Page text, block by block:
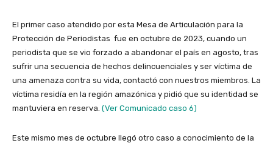
El primer caso atendido por esta Mesa de Articulación para la
Protección de Periodistas fue en octubre de 2023, cuando un
periodista que se vio forzado a abandonar el país en agosto, tras
sufrir una secuencia de hechos delincuenciales y ser víctima de
una amenaza contra su vida, contactó con nuestros miembros. La
víctima residía en la región amazónica y pidió que su identidad se
mantuviera en reserva. (Ver Comunicado caso 6)
Este mismo mes de octubre llegó otro caso a conocimiento de la